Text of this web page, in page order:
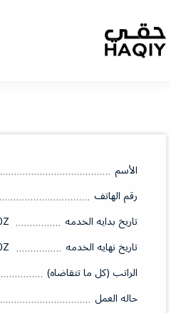
الأسم
رقم الهاتف
تاريخ بدايه الخدمه
تاريخ نهايه الخدمه
الراتب (كل ما تتقاضاه)
حاله العمل